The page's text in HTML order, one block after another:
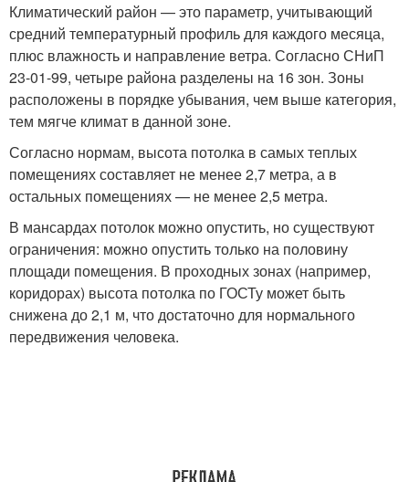
Климатический район — это параметр, учитывающий
средний температурный профиль для каждого месяца,
плюс влажность и направление ветра. Согласно СНиП
23-01-99, четыре района разделены на 16 зон. Зоны
расположены в порядке убывания, чем выше категория,
тем мягче климат в данной зоне.
Согласно нормам, высота потолка в самых теплых
помещениях составляет не менее 2,7 метра, а в
остальных помещениях — не менее 2,5 метра.
В мансардах потолок можно опустить, но существуют
ограничения: можно опустить только на половину
площади помещения. В проходных зонах (например,
коридорах) высота потолка по ГОСТу может быть
снижена до 2,1 м, что достаточно для нормального
передвижения человека.